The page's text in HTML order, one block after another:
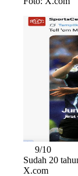
9/10
Sudah 20
X.com